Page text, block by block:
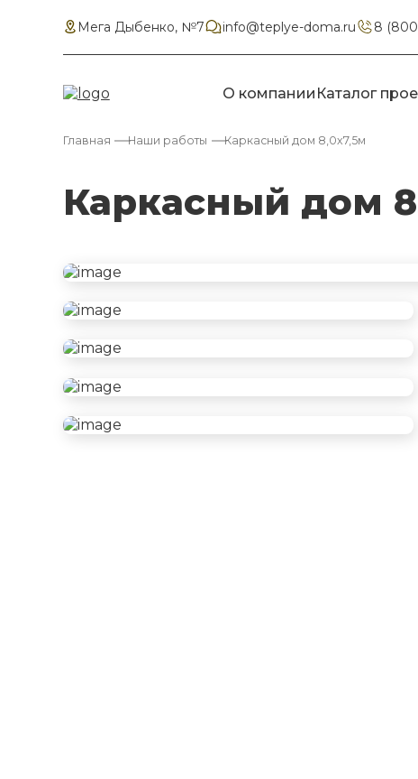
Мега Дыбенко, №7 info@teplye-doma.ru 8
О компании Каталог
Главная Наши работы Каркасный дом 8,0х7,5м
Каркасный дом